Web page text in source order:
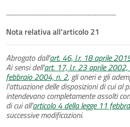
.........................................................................
Nota relativa all'articolo 21
Abrogato dall'art. 46, l.r. 18 aprile
Ai sensi dell'art. 17, l.r. 23 aprile 2002,
febbraio 2004, n. 2, gli oneri e gli
l'attuazione delle disposizioni di cui al
intendevano completamente assolti
di cui all'articolo 4 della legge 11
successive modificazioni.